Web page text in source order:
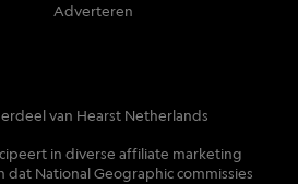
Adverteren
van Hearst Netherlands
in diverse affiliate marketing
National Geographic commissies